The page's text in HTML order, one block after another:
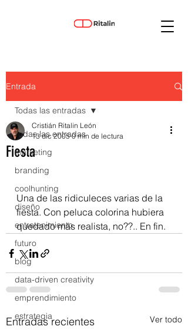
Entrada
Todas las entradas
marketing
branding
coolhunting
diseño
entretenimiento
futuro
blog
data-driven creativity
emprendimiento
estrategia
Todas las entradas
Fiesta
Cristián Ritalin León
13 dic 2005 0 min de lectura
Una de las ridiculeces varias de la
fiesta. Con peluca colorina hubiera
quedado más realista, no??.. En fin.
Entradas recientes Ver todo